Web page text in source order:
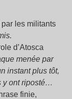
les militants
d’Atosca
menée par
instant plus tôt,
y ont riposté…
finie,